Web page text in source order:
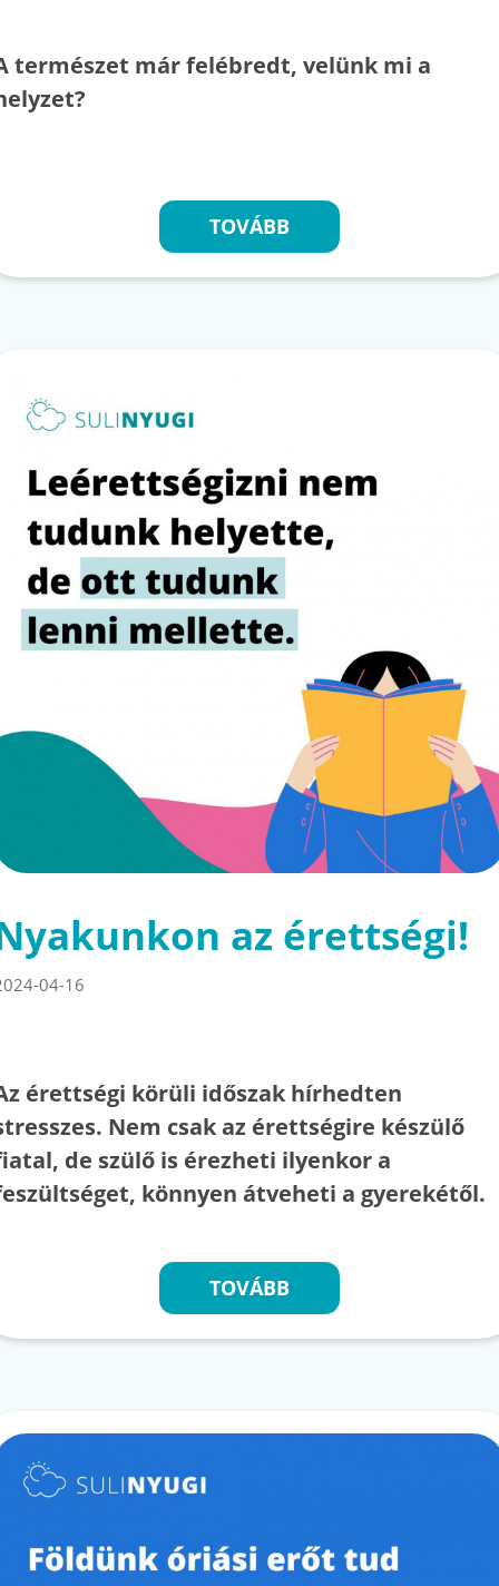
természet már felébredt, velünk mi a
TOVÁBB
az érettségi!
04-16
érettségi körüli időszak hírhedten
Nem csak az érettségire készülő
de szülő is érezheti ilyenkor a
könnyen átveheti a gyerekétől.
TOVÁBB